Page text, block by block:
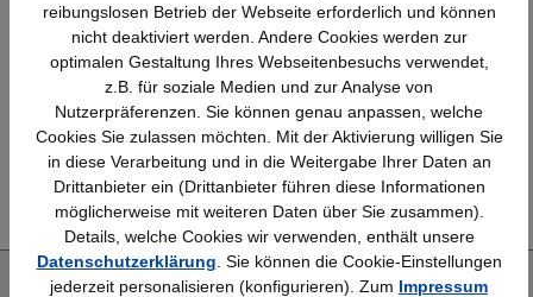
Schnelle Lieferung
Bundesweit
Topmarken
Faire Preise
Bewährt seit 1958
Kostenlose Beratung
Über uns
reibungslosen Betrieb der Webseite erforderlich und können
nicht deaktiviert werden. Andere Cookies werden zur
optimalen Gestaltung Ihres Webseitenbesuchs verwendet,
z.B. für soziale Medien und zur Analyse von
Nutzerpräferenzen. Sie können genau anpassen, welche
Cookies Sie zulassen möchten. Mit der Aktivierung willigen Sie
in diese Verarbeitung und in die Weitergabe Ihrer Daten an
Drittanbieter ein (Drittanbieter führen diese Informationen
möglicherweise mit weiteren Daten über Sie zusammen).
Details, welche Cookies wir verwenden, enthält unsere
Datenschutzerklärung . Sie können die Cookie-Einstellungen
jederzeit personalisieren (konfigurieren). Zum Impressum